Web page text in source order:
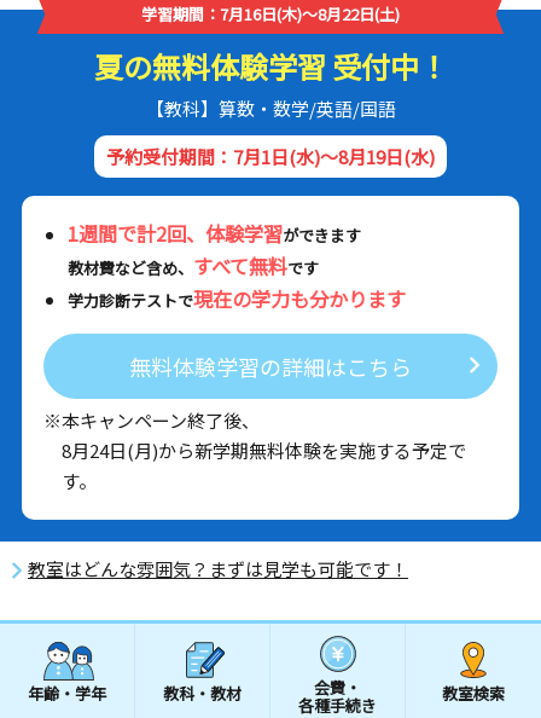
学習期間：7月16日(木)～8月22日(土)
夏の無料体験学習 受付中！
【教科】算数・数学/英語/国語
予約受付期間：7月1日(水)～8月19日(水)
1週間で計2回、体験学習ができます
教材費など含め、 すべて無料です
学力診断テストで現在の学力も分かります
無料体験学習の詳細はこちら
※本キャンペーン終了後、
8月24日(月)から新学期無料体験を実施する予定で
す。
教室はどんな雰囲気？まずは見学も可能です！
年齢・学年 教科・教材 会費・
各種手続き
教室検索